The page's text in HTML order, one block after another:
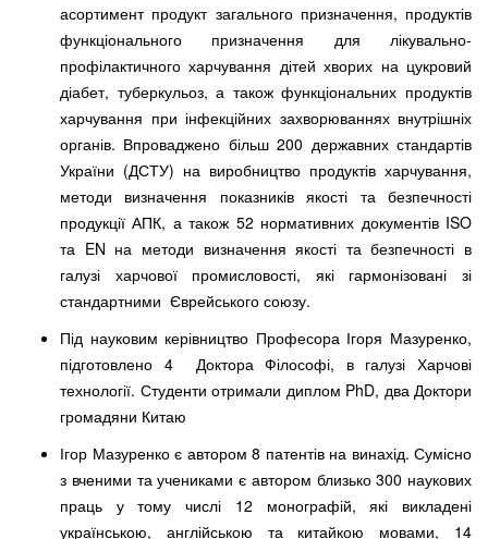
асортимент продукт загального призначення, продуктів
функціонального призначення для лікувально-
профілактичного харчування дітей хворих на цукровий
діабет, туберкульоз, а також функціональних продуктів
харчування при інфекційних захворюваннях внутрішніх
органів. Впроваджено більш 200 державних стандартів
України (ДСТУ) на виробництво продуктів харчування,
методи визначення показників якості та безпечності
продукції АПК, а також 52 нормативних документів ISO
та EN на методи визначення якості та безпечності в
галузі харчової промисловості, які гармонізовані зі
стандартними Єврейського союзу.
Під науковим керівництво Професора Ігоря Мазуренко,
підготовлено 4 Доктора Філософі, в галузі Харчові
технології. Студенти отримали диплом PhD, два Доктори
громадяни Китаю
Ігор Мазуренко є автором 8 патентів на винахід. Сумісно
з вченими та учениками є автором близько 300 наукових
праць у тому числі 12 монографій, які викладені
українською, англійською та китайкою мовами, 14